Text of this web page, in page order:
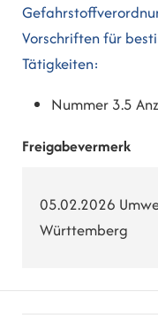
Vorschriften für
Tätigkeiten:
Nummer 3.5
Freigabevermerk
05.02.2026
Württemberg